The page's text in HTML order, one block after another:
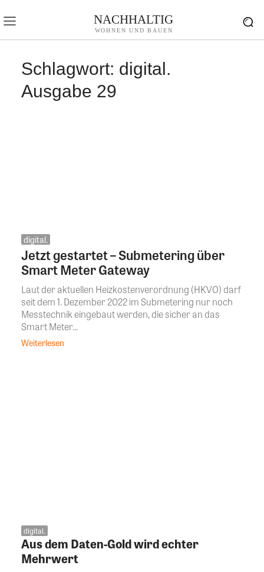
NACHHALTIG
WOHNEN UND BAUEN
Schlagwort: digital.
Ausgabe 29
digital.
Jetzt gestartet – Submetering über
Smart Meter Gateway
Laut der aktuellen Heizkostenverordnung (HKVO) darf
seit dem 1. Dezember 2022 im Submetering nur noch
Messtechnik eingebaut werden, die sicher an das
Smart Meter...
Weiterlesen
digital.
Aus dem Daten-Gold wird echter
Mehrwert